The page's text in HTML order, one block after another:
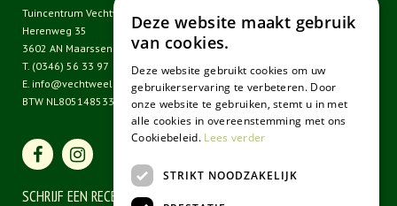
Tuincentrum Vechtweelde
Herenweg 35
3602 AN Maarssen
T. (0346) 56 33 97
E. info@vechtweelde.nl
BTW NL805148533B01
SCHRIJF EEN RECENSIE
Deze website maakt gebruik
van cookies.
Deze website gebruikt cookies om uw
gebruikerservaring te verbeteren. Door
onze website te gebruiken, stemt u in met
alle cookies in overeenstemming met ons
Cookiebeleid. Lees verder
STRIKT NOODZAKELIJK